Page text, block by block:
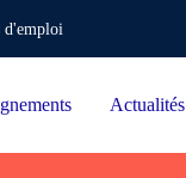
d'emploi
Actualités